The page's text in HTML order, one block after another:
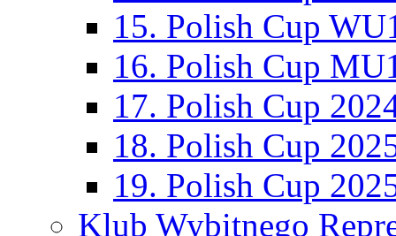
15. Polish Cup
16. Polish Cup
17. Polish Cup
18. Polish Cup
19. Polish Cup
Klub Wybitnego